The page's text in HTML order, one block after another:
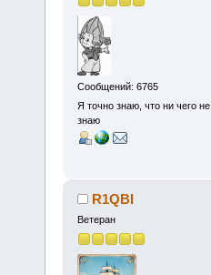
Сообщений: 6765
Я точно знаю, что ни чего не
знаю
R1QBI
Ветеран